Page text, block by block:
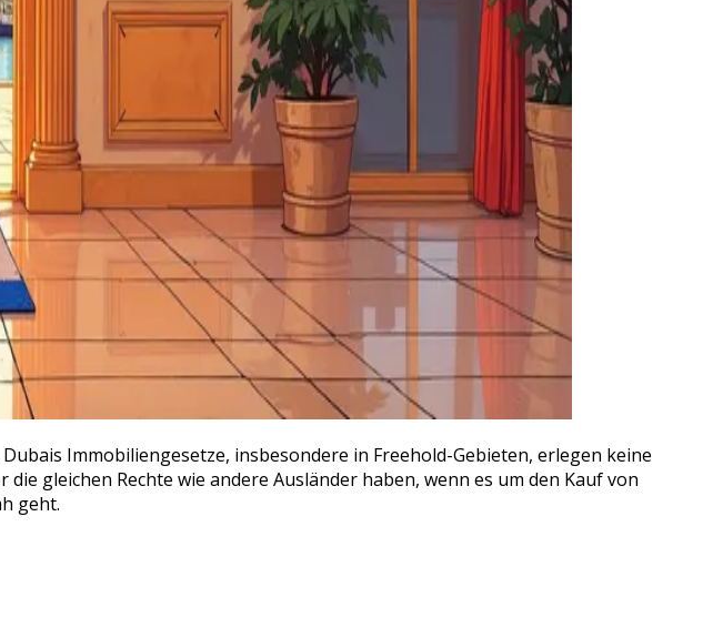
Immobiliengesetze, insbesondere in Freehold-Gebieten, erlegen keine
gleichen Rechte wie andere Ausländer haben, wenn es um den Kauf von
geht.